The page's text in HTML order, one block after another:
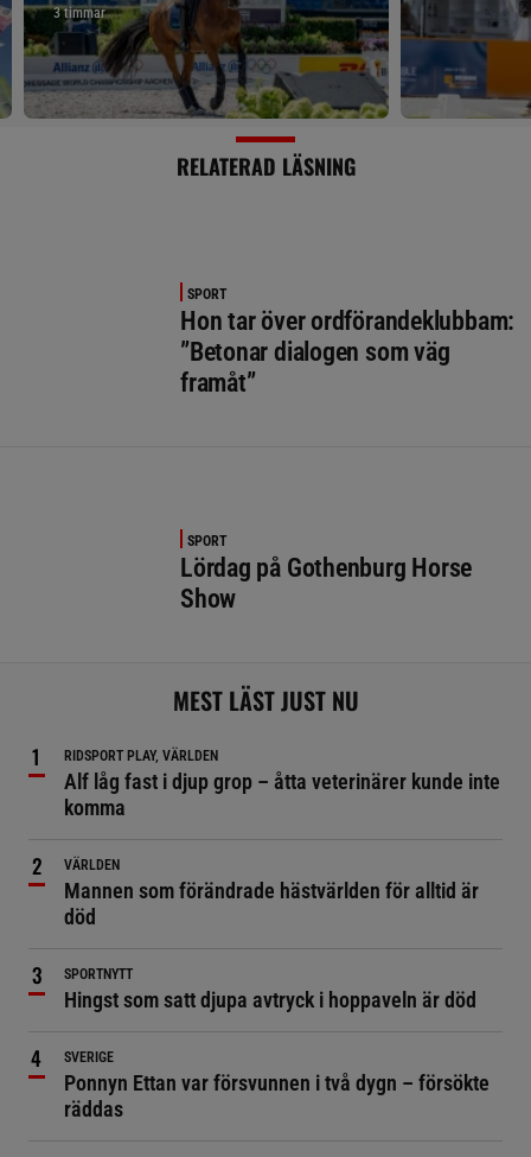
3 timmar
RELATERAD LÄSNING
SPORT
Hon tar över ordförandeklubbam:
”Betonar dialogen som väg
framåt”
SPORT
Lördag på Gothenburg Horse
Show
MEST LÄST JUST NU
RIDSPORT PLAY, VÄRLDEN
Alf låg fast i djup grop – åtta veterinärer kunde inte
komma
VÄRLDEN
Mannen som förändrade hästvärlden för alltid är
död
SPORTNYTT
Hingst som satt djupa avtryck i hoppaveln är död
SVERIGE
Ponnyn Ettan var försvunnen i två dygn – försökte
räddas